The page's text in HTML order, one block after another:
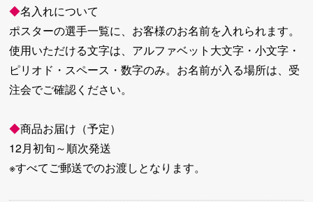
◆名入れについて
ポスターの選手一覧に、お客様のお名前を入れられます。
使用いただける文字は、アルファベット大文字・小文字・
ピリオド・スペース・数字のみ。お名前が入る場所は、受
注会でご確認ください。
◆商品お届け（予定）
12月初旬～順次発送
※すべてご郵送でのお渡しとなります。